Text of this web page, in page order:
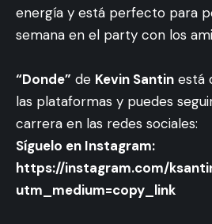
energía y está perfecto para
semana en el party con los
“Donde” de Kevin Santin está
las plataformas y puedes
carrera en las redes sociales:
Síguelo en Instagram:
https://instagram.com/
utm_medium=copy_link